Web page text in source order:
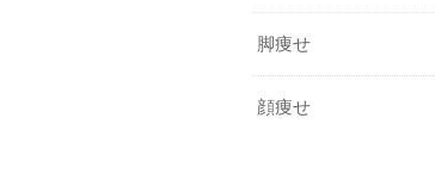
脚痩せ
顔痩せ